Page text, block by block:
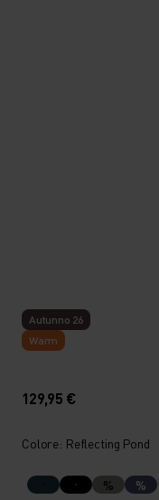
Autunno 26
Warm
129,95 €
Colore: Reflecting Pond
% %